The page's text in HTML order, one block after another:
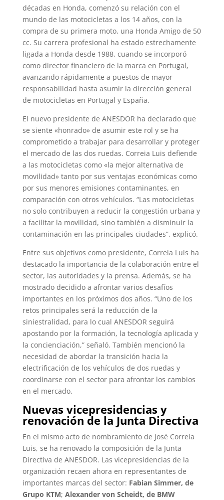
décadas en Honda, comenzó su relación con el
mundo de las motocicletas a los 14 años, con la
compra de su primera moto, una Honda Amigo de 50
cc. Su carrera profesional ha estado estrechamente
ligada a Honda desde 1988, cuando se incorporó
como director financiero de la marca en Portugal,
avanzando rápidamente a puestos de mayor
responsabilidad hasta asumir la dirección general
de motocicletas en Portugal y España.
El nuevo presidente de ANESDOR ha declarado que
se siente «honrado» de asumir este rol y se ha
comprometido a trabajar para desarrollar y proteger
el mercado de las dos ruedas. Correia Luis defiende
a las motocicletas como «la mejor alternativa de
movilidad» tanto por sus ventajas económicas como
por sus menores emisiones contaminantes, en
comparación con otros vehículos. “Las motocicletas
no solo contribuyen a reducir la congestión urbana y
a facilitar la movilidad, sino también a disminuir la
contaminación en las principales ciudades”, explicó.
Entre sus objetivos como presidente, Correia Luis ha
destacado la importancia de la colaboración entre el
sector, las autoridades y la prensa. Además, se ha
mostrado decidido a afrontar varios desafíos
importantes en los próximos dos años. “Uno de los
retos principales será la reducción de la
siniestralidad, para lo cual ANESDOR seguirá
apostando por la formación, la tecnología aplicada y
la concienciación,” señaló. También mencionó la
necesidad de abordar la transición hacia la
electrificación de los vehículos de dos ruedas y
coordinarse con el sector para afrontar los cambios
en el mercado.
Nuevas vicepresidencias y
renovación de la Junta Directiva
En el mismo acto de nombramiento de José Correia
Luis, se ha renovado la composición de la Junta
Directiva de ANESDOR. Las vicepresidencias de la
organización recaen ahora en representantes de
importantes marcas del sector: Fabian Simmer, de
Grupo KTM; Alexander von Scheidt, de BMW